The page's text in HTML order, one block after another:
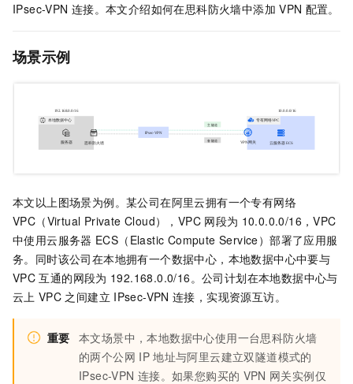
IPsec-VPN 连接。本文介绍如何在思科防火墙中添加 VPN 配置。
场景示例
本文以上图场景为例。某公司在阿里云拥有一个专有网络
VPC（Virtual Private Cloud），VPC 网段为 10.0.0.0/16，VPC
中使用云服务器 ECS（Elastic Compute Service）部署了应用服
务。同时该公司在本地拥有一个数据中心，本地数据中心中要与
VPC 互通的网段为 192.168.0.0/16。公司计划在本地数据中心与
云上 VPC 之间建立 IPsec-VPN 连接，实现资源互访。
重要 本文场景中，本地数据中心使用一台思科防火墙
的两个公网 IP 地址与阿里云建立双隧道模式的
IPsec-VPN 连接。如果您购买的 VPN 网关实例仅